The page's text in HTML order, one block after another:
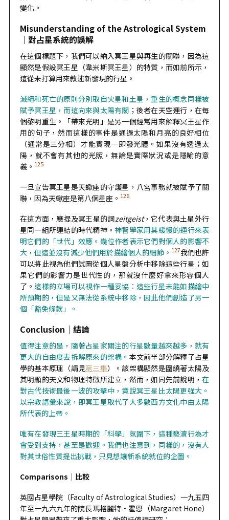
變化。
Misunderstanding of the Astrological System
｜ 對占星系統的誤解
在這個標題下，我們可以納入冥王星與再生的關聯，因為這
顯然是假設冥王星（韋米斯冥王星）的特質，而如前所示，
這從未打算用來敘述新發現的行星。
滅絕和死亡的原則分別取自火星和土星，重生的概念同樣被
賦予冥王星，而這向來與太陽有關 ；後者在天空運行，在每
個黎明重生。「帶來光明」是另一個經常用來解釋冥王星作
用的句子，然而這樣的事件是通過太陽和月亮的良好相位
（通常是三分相）才能實現—即發光體。如果沒有透過太
陽，就不會有其他的光照，無論是實際狀況或是隱喻的意
義。 125
一旦宣告冥王星是天蠍座的守護星，八宮事務就被賦予了關
聯，因為天蠍座是第八個星座。 126
在這方面，應提及冥王星的詞zeitgeist，它代表與土星外行
星同一組所連結的時代精神。神智學家用其緩慢的運行來表
明它們的「世代」效應。幾位作者表示它們對個人的影響不
大，但這並沒有減少他們用於描繪個人的細節。 127我們也許
可以將此視為他們試圖從個人星盤分析中移除這些行星；如
果它們的影響力是世代性的，那就沒什麼好拿來形容個人
了。這樣的立場可以視作一種妥協：這些行星未能如描繪中
所預期的，但是又無法從系統中移除，因此他們創造了另一
個「豁免條款」。
Conclusion｜ 結論
值得注意的是，隨著占星家關注的行星數量越來越多，就有
更大的自由度去拆解原來的架構。 本文前半部分解釋了占星
學的基本原理（請見第三集）。該架構顯然是圍繞著太陽及
其明顯的天文和物理特徵所建立，然而，如同先前說明， 在
對古代技術最後一波的攻擊中，竟說冥王星比太陽更強大。
以宗教語彙來說，即冥王星取代了大多數西方文化中由太陽
所代表的上帝。
唯有在發現三王星時期的「科學」氛圍下，這種褻瀆行為才
會受到支持，甚至是歡迎。我們也注意到，同樣的，沒有人
對其世俗性質提出挑戰，只見想讓新系統就位的企圖。
Comparisons｜ 比較
英國占星學院（Faculty of Astrological Studies）一九五四
年至一九六九年的院長瑪格麗特·霍恩（Margaret Hone）